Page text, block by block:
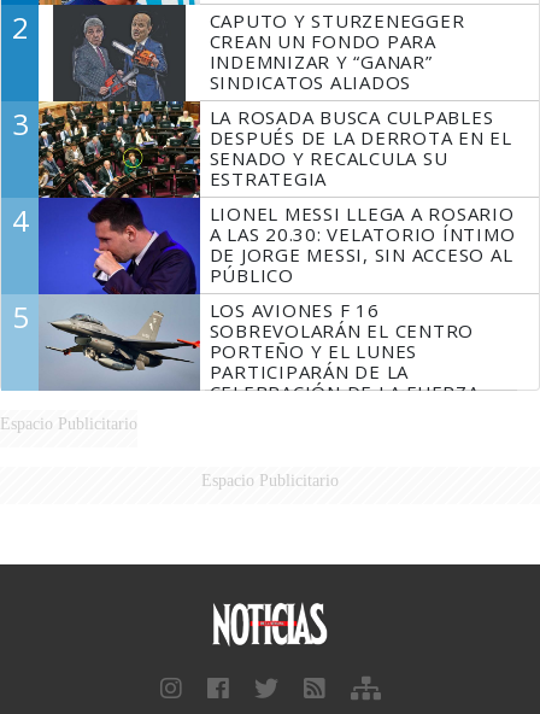
2
CAPUTO Y STURZENEGGER
CREAN UN FONDO PARA
INDEMNIZAR Y “GANAR”
SINDICATOS ALIADOS
3
LA ROSADA BUSCA CULPABLES
DESPUÉS DE LA DERROTA EN EL
SENADO Y RECALCULA SU
ESTRATEGIA
4
LIONEL MESSI LLEGA A ROSARIO
A LAS 20.30: VELATORIO ÍNTIMO
DE JORGE MESSI, SIN ACCESO AL
PÚBLICO
5
LOS AVIONES F 16
SOBREVOLARÁN EL CENTRO
PORTEÑO Y EL LUNES
PARTICIPARÁN DE LA
CELEBRACIÓN DE LA FUERZA
Espacio Publicitario
Espacio Publicitario